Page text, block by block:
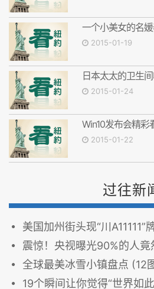
一个小美女的名媛
2015-01-19
日本太太的卫生
2015-01-24
Win10发布会精彩
2015-01-22
过往新
美国加州街头现“川A11111”
震惊！央视曝光90%的人竟然是抱
全球最美冰雪小镇盘点 (12
19个瞬间让你觉得“世界如